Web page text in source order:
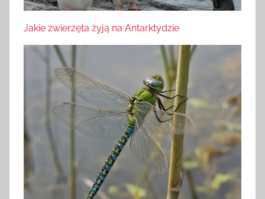
Jakie zwierzęta żyją na Antarktydzie